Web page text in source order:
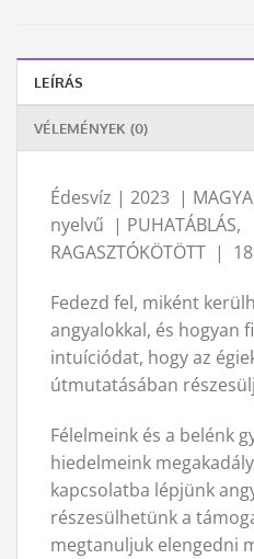
LEÍRÁS
VÉLEMÉNYEK (0)
Édesvíz | 2023 |
nyelvű | PUHATÁBLÁS,
RAGASZTÓKÖTÖTT |
Fedezd fel, miként
angyalokkal, és hogyan
intuíciódat, hogy az
útmutatásában
Félelmeink és a belénk
hiedelmeink
kapcsolatba lépjünk
részesülhetünk a
megtanuljuk elengedni